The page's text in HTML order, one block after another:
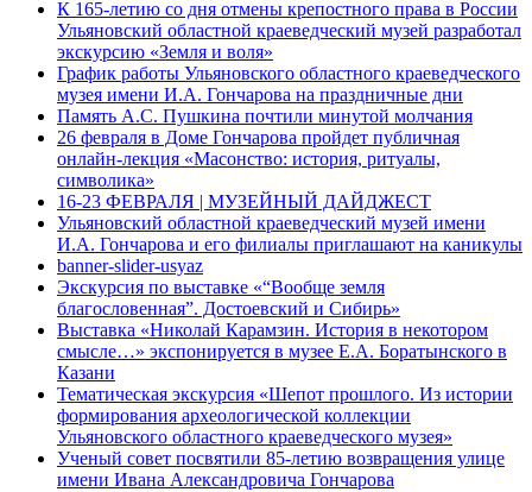
К 165-летию со дня отмены крепостного права в России
Ульяновский областной краеведческий музей разработал
экскурсию «Земля и воля»
График работы Ульяновского областного краеведческого
музея имени И.А. Гончарова на праздничные дни
Память А.С. Пушкина почтили минутой молчания
26 февраля в Доме Гончарова пройдет публичная
онлайн-лекция «Масонство: история, ритуалы,
символика»
16-23 ФЕВРАЛЯ | МУЗЕЙНЫЙ ДАЙДЖЕСТ
Ульяновский областной краеведческий музей имени
И.А. Гончарова и его филиалы приглашают на каникулы
banner-slider-usyaz
Экскурсия по выставке «“Вообще земля
благословенная”. Достоевский и Сибирь»
Выставка «Николай Карамзин. История в некотором
смысле…» экспонируется в музее Е.А. Боратынского в
Казани
Тематическая экскурсия «Шепот прошлого. Из истории
формирования археологической коллекции
Ульяновского областного краеведческого музея»
Ученый совет посвятили 85-летию возвращения улице
имени Ивана Александровича Гончарова